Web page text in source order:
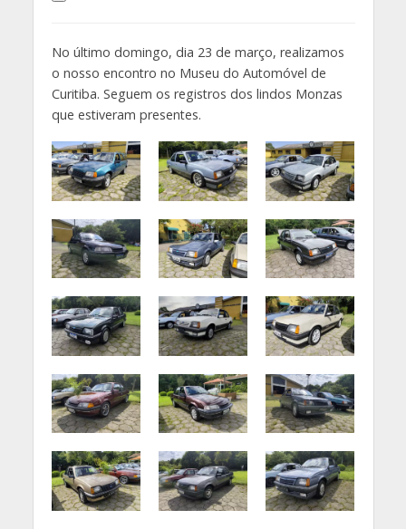
No último domingo, dia 23 de março, realizamos
o nosso encontro no Museu do Automóvel de
Curitiba. Seguem os registros dos lindos Monzas
que estiveram presentes.